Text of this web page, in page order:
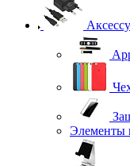
Элементы